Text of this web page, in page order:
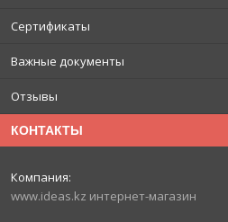
Сертификаты
Важные документы
Отзывы
КОНТАКТЫ
www.ideas.kz интернет-магазин